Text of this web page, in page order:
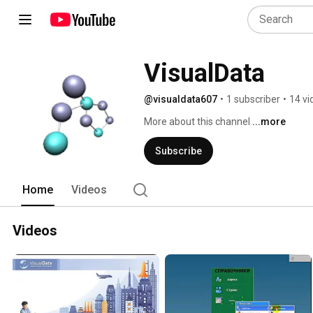
VisualData
@visualdata607 • 1 subscriber • 14
More about this channel ...more
Subscribe
Home Videos
Videos